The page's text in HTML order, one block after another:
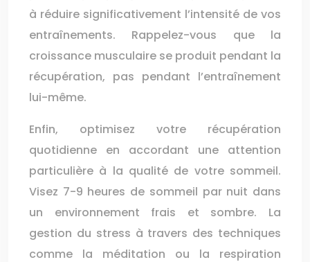
à réduire significativement l’intensité de vos
entraînements. Rappelez-vous que la
croissance musculaire se produit pendant la
récupération, pas pendant l’entraînement
lui-même.
Enfin, optimisez votre récupération
quotidienne en accordant une attention
particulière à la qualité de votre sommeil.
Visez 7-9 heures de sommeil par nuit dans
un environnement frais et sombre. La
gestion du stress à travers des techniques
comme la méditation ou la respiration